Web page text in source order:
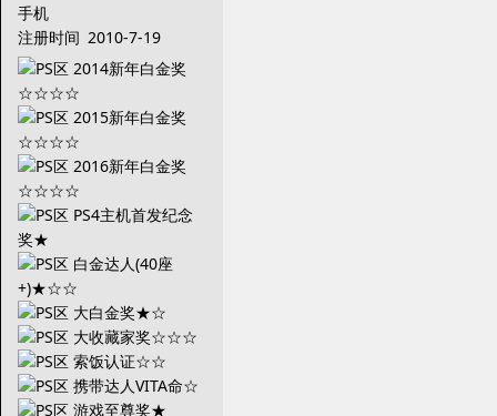
手机
注册时间 2010-7-19